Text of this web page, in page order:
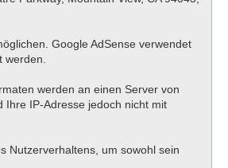
Google AdSense verwendet
werden an einen Server von
Ihre IP-Adresse jedoch nicht mit
Nutzerverhaltens, um sowohl sein